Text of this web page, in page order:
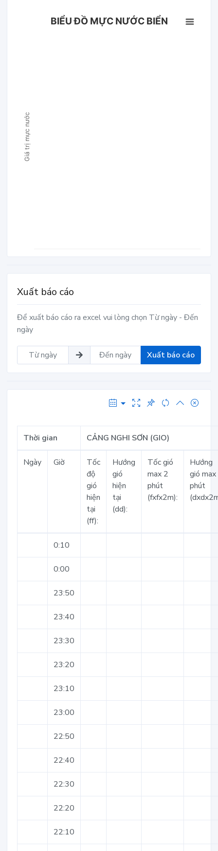
Giá trị mực nước
BIỂU ĐỒ MỰC NƯỚC BIỂN
Xuất báo cáo
Để xuất báo cáo ra excel vui lòng chọn Từ ngày - Đến
ngày
Xuất báo cáo
Thời gian CẢNG NGHI SƠN (GIO)
Ngày Giờ
Tốc
độ
gió
hiện
tại
(ff):
Hướng
gió
hiện
tại
(dd):
Tốc gió
max 2
phút
(fxfx2m):
Hướng
gió
phút
0:10
0:00
23:50
23:40
23:30
23:20
23:10
23:00
22:50
22:40
22:30
22:20
22:10